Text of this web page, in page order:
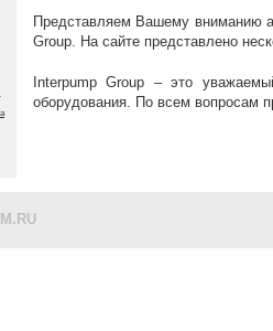
Представляем Вашему вниманию
Group. На сайте представлено
Interpump Group – это
оборудования. По всем вопросам